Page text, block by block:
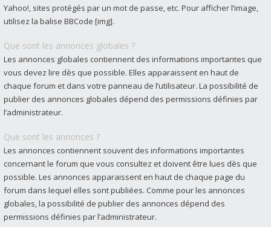
Yahoo!, sites protégés par un mot de passe, etc. Pour afficher l’image,
utilisez la balise BBCode [img].
Que sont les annonces globales ?
Les annonces globales contiennent des informations importantes que
vous devez lire dès que possible. Elles apparaissent en haut de
chaque forum et dans votre panneau de l’utilisateur. La possibilité de
publier des annonces globales dépend des permissions définies par
l’administrateur.
Que sont les annonces ?
Les annonces contiennent souvent des informations importantes
concernant le forum que vous consultez et doivent être lues dès que
possible. Les annonces apparaissent en haut de chaque page du
forum dans lequel elles sont publiées. Comme pour les annonces
globales, la possibilité de publier des annonces dépend des
permissions définies par l’administrateur.